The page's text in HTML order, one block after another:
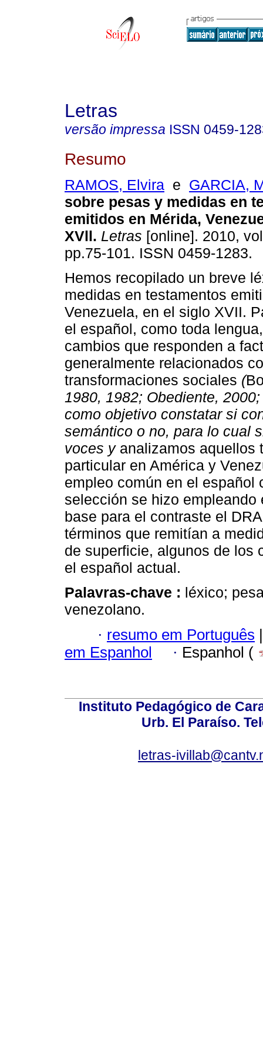
Letras
versão impressa ISSN 0459-
Resumo
RAMOS, Elvira e GARCIA,
sobre pesas y medidas en
emitidos en Mérida,
XVll. Letras [online]. 2010,
pp.75-101. ISSN 0459-1283.
Hemos recopilado un breve
medidas en testamentos
Venezuela, en el siglo XVII.
el español, como toda
cambios que responden a
generalmente relacionados
transformaciones sociales (
1980, 1982; Obediente,
como objetivo constatar si
semántico o no, para lo cual
voces y analizamos aquellos
particular en América y
empleo común en el español
selección se hizo
base para el contraste el
términos que remitían a
de superficie, algunos de los
el español actual.
Palavras-chave : léxico;
venezolano.
· resumo em Português |
em Espanhol
· Espanhol (
Instituto Pedagógico de
Urb. El Paraíso.
letras-